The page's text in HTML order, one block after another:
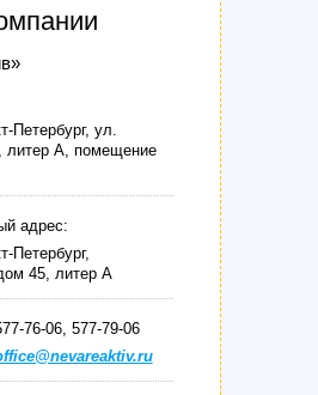
Петербург, ул.
литер А, помещение
адрес:
Петербург,
45, литер А
76-06, 577-79-06